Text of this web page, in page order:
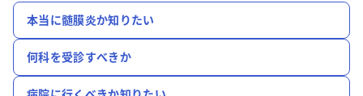
本当に髄膜炎か知りたい
何科を受診すべきか